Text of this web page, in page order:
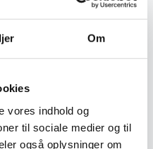
Om
vores indhold og
til sociale medier og til
også oplysninger om
indeholder op til 6-8
i øjnene,
osv.
uanset position.
og sikrer en behagelig øjenskyl.